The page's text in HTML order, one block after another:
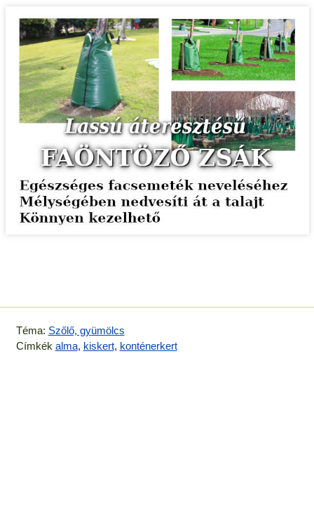
Téma: Szőlő, gyümölcs
Címkék alma, kiskert, konténerkert